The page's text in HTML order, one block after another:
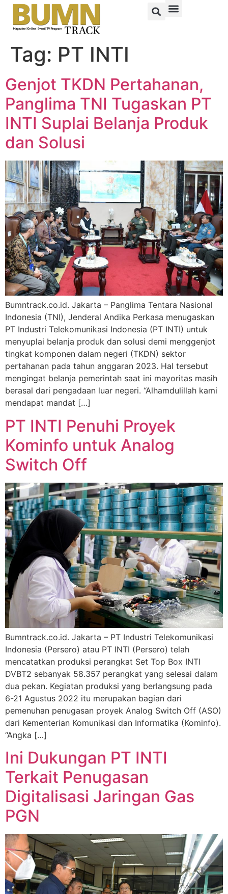
Tag: PT INTI
Genjot TKDN Pertahanan,
Panglima TNI Tugaskan PT
INTI Suplai Belanja Produk
dan Solusi
Bumntrack.co.id. Jakarta – Panglima Tentara Nasional
Indonesia (TNI), Jenderal Andika Perkasa menugaskan
PT Industri Telekomunikasi Indonesia (PT INTI) untuk
menyuplai belanja produk dan solusi demi menggenjot
tingkat komponen dalam negeri (TKDN) sektor
pertahanan pada tahun anggaran 2023. Hal tersebut
mengingat belanja pemerintah saat ini mayoritas masih
berasal dari pengadaan luar negeri. “Alhamdulillah kami
mendapat mandat […]
PT INTI Penuhi Proyek
Kominfo untuk Analog
Switch Off
Bumntrack.co.id. Jakarta – PT Industri Telekomunikasi
Indonesia (Persero) atau PT INTI (Persero) telah
mencatatkan produksi perangkat Set Top Box INTI
DVBT2 sebanyak 58.357 perangkat yang selesai dalam
dua pekan. Kegiatan produksi yang berlangsung pada
6-21 Agustus 2022 itu merupakan bagian dari
pemenuhan penugasan proyek Analog Switch Off (ASO)
dari Kementerian Komunikasi dan Informatika (Kominfo).
“Angka […]
Ini Dukungan PT INTI
Terkait Penugasan
Digitalisasi Jaringan Gas
PGN